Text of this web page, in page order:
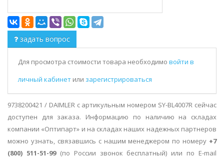
задать вопрос
Для просмотра стоимости товара необходимо войти в
личный кабинет или зарегистрироваться
9738200421 / DAIMLER с артикульным номером SY-BL4007R сейчас
доступен для заказа. Информацию по наличию на складах
компании «Оптипарт» и на складах наших надежных партнеров
можно узнать, связавшись с нашим менеджером по номеру +7
(800) 511-51-99(по России звонок бесплатный) или по E-mail